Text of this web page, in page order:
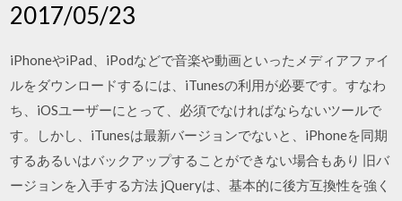
2017/05/23
iPhoneやiPad、iPodなどで音楽や動画といったメディアファイ
ルをダウンロードするには、iTunesの利用が必要です。すなわ
ち、iOSユーザーにとって、必須でなければならないツールで
す。しかし、iTunesは最新バージョンでないと、iPhoneを同期
するあるいはバックアップすることができない場合もあり 旧バ
ージョンを入手する方法 jQueryは、基本的に後方互換性を強く